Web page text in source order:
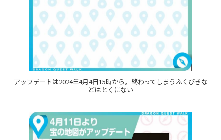
アップデートは2024年4月4日15時から。終わってしまうふくびきな
どはとくにない